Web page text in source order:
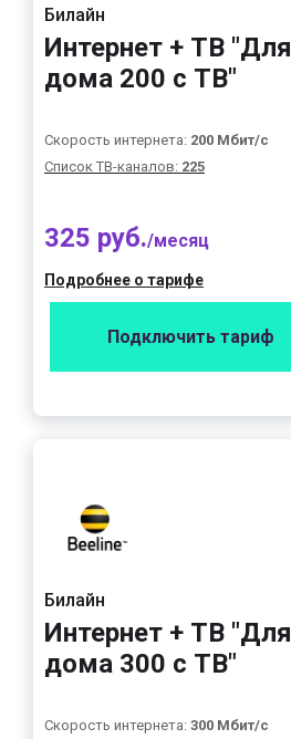
Билайн
Интернет + ТВ "Для
дома 200 с ТВ"
Скорость интернета: 200 Мбит/с
Список ТВ-каналов: 225
325 руб./месяц
Подробнее о тарифе
Подключить тариф
Билайн
Интернет + ТВ "Для
дома 300 с ТВ"
Скорость интернета: 300 Мбит/с